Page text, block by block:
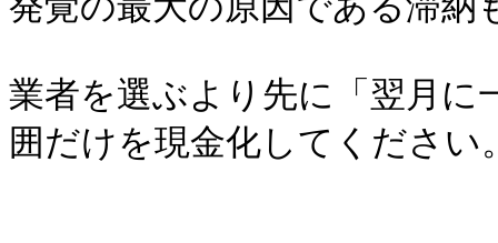
業者を選ぶより先に「翌月に
囲だけを現金化してください